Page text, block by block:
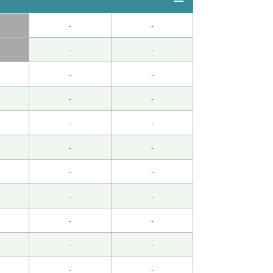
- -
- -
- -
- -
- -
- -
- -
- -
- -
- -
- -